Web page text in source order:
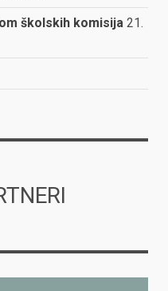
školskih komisija 21.